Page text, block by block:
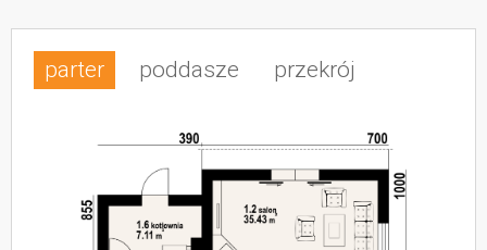
parter poddasze przekrój